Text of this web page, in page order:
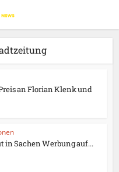
an Florian Klenk und
in Sachen Werbung auf...